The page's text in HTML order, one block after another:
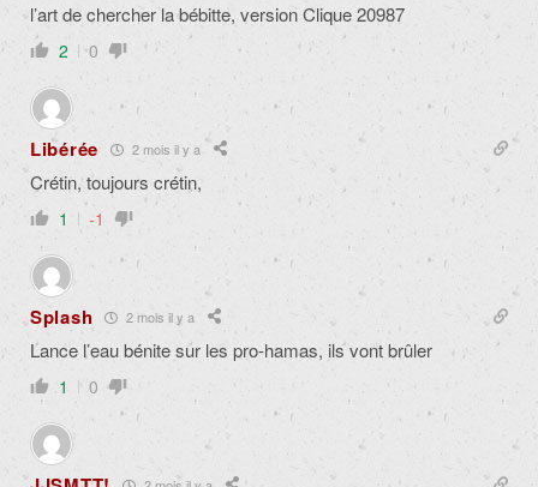
l’art de chercher la bébitte, version Clique 20987
2 0
Libérée 2 mois il y a
Crétin, toujours crétin,
1 -1
Splash 2 mois il y a
Lance l’eau bénite sur les pro-hamas, ils vont brûler
1 0